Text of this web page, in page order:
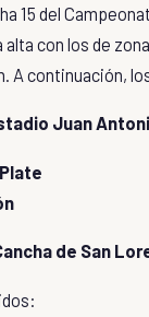
15 del
con los de
A continuación,
Juan
de San